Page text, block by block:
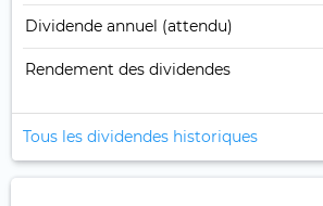
Dividende annuel (attendu)
Rendement des dividendes
Tous les dividendes historiques